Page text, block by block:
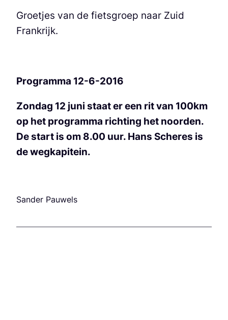
Groetjes van de fietsgroep naar Zuid
Frankrijk.
Programma 12-6-2016
Zondag 12 juni staat er een rit van 100km
op het programma richting het noorden.
De start is om 8.00 uur. Hans Scheres is
de wegkapitein.
Sander Pauwels